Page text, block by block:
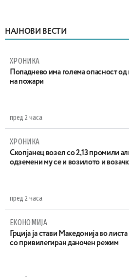
НАЈНОВИ ВЕСТИ
ХРОНИКА
Попаднево има голема опасност
на пожари
пред 2 часа
ХРОНИКА
Скопјанец возел со 2,13 промили
одземени му се и возилото и
пред 2 часа
ЕКОНОМИЈА
Грција ја стави Македонија во
со привилегиран даночен режим